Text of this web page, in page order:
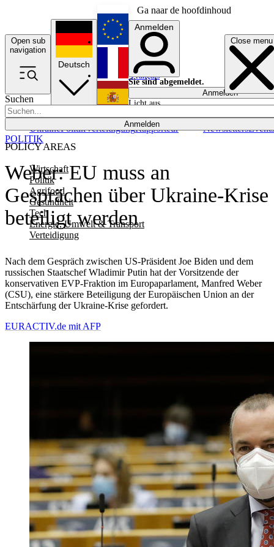
Ga naar de hoofdinhoud
Open sub
navigation
Close menu
Suchen
Anmelden
POLICY AREAS
Wirtschaft
Politik
Agrifood
Gesundheit
Tech
Energie, Umwelt & Transport
Verteidigung
UkrainePolitikVerteidigungRapporteur NewslettersEvents
Deutsch
English
Français
Anmelden
Sie sind abgemeldet.
Anmelden
Licht aus
Weber: EU muss an
Gesprächen über Ukraine-Krise
beteiligt werden
Nach dem Gespräch zwischen US-Präsident Joe Biden und dem
russischen Staatschef Wladimir Putin hat der Vorsitzende der
konservativen EVP-Fraktion im Europaparlament, Manfred Weber
(CSU), eine stärkere Beteiligung der Europäischen Union an der
Entschärfung der Ukraine-Krise gefordert.
POLITIK
EURACTIV.de mit AFP